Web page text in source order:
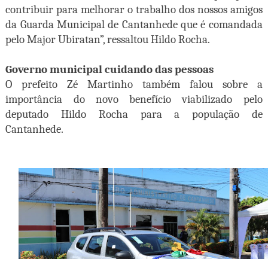
contribuir para melhorar o trabalho dos nossos amigos
da Guarda Municipal de Cantanhede que é comandada
pelo Major Ubiratan”, ressaltou Hildo Rocha.
Governo municipal cuidando das pessoas
O prefeito Zé Martinho também falou sobre a
importância do novo benefício viabilizado pelo
deputado Hildo Rocha para a população de
Cantanhede.